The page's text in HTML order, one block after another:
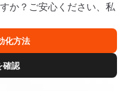
か？ご安心ください、私
化方法
確認